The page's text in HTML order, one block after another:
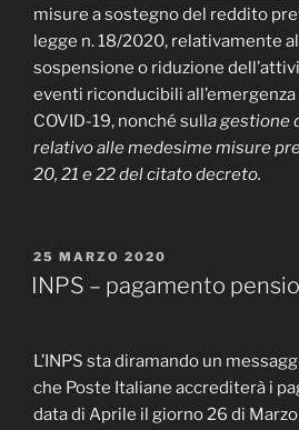
misure a sostegno del reddito
legge n. 18/2020, relativamente
sospensione o riduzione
eventi riconducibili
COVID-19, nonché sulla gestione
relativo alle medesime misure
20, 21 e 22 del citato decreto.
PUBBLICATO
IL
25 MARZO 2020
INPS – pagamento
L’INPS sta diramando un
che Poste Italiane accrediterà i
data di Aprile il giorno 26 di